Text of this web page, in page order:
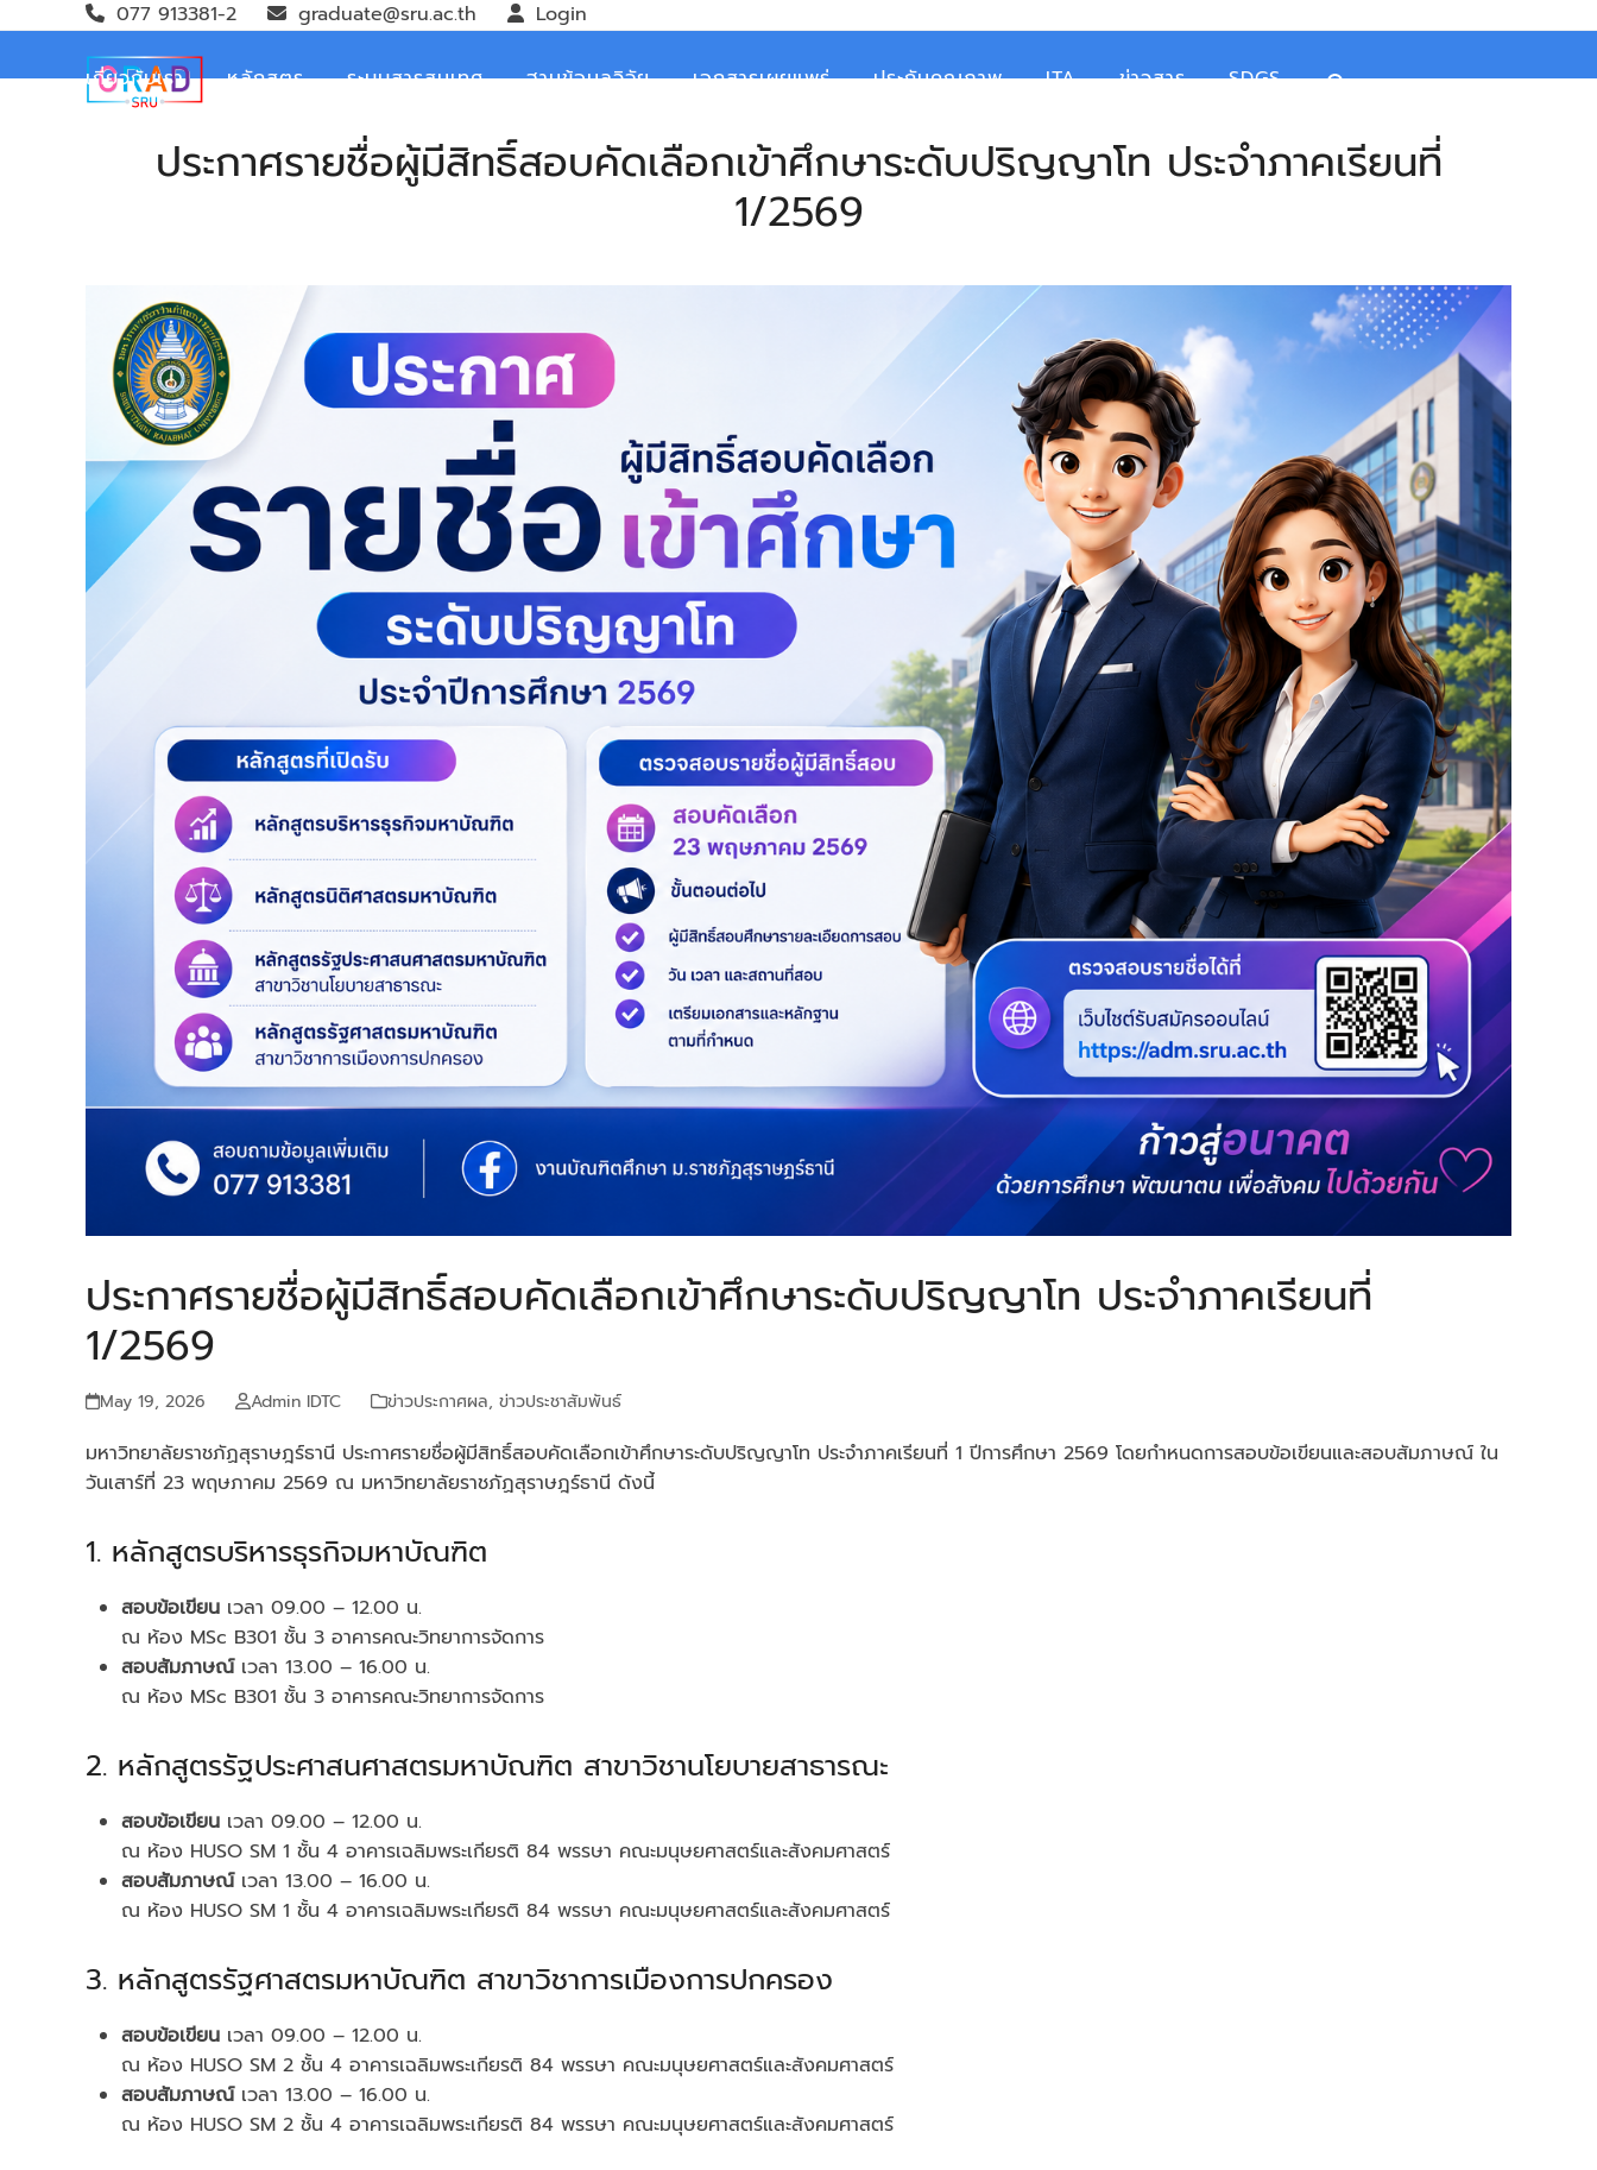
content
077 913381-2 graduate@sru.ac.th Login
เกี่ยวกับเรา หลักสูตร ระบบสารสนเทศ ฐานข้อมูลวิจัย เอกสารเผยแพร่ ประกันคุณภาพ ITA ข่าวสาร SDGS
ประกาศรายชื่อผู้มีสิทธิ์สอบคัดเลือกเข้าศึกษาระดับปริญญาโท ประจำภาคเรียนที่
1/2569
ประกาศรายชื่อผู้มีสิทธิ์สอบคัดเลือกเข้าศึกษาระดับปริญญาโท ประจำภาคเรียนที่
1/2569
May 19, 2026 Admin IDTC ข่าวประกาศผล, ข่าวประชาสัมพันธ์
มหาวิทยาลัยราชภัฏสุราษฎร์ธานี ประกาศรายชื่อผู้มีสิทธิ์สอบคัดเลือกเข้าศึกษาระดับปริญญาโท ประจำภาคเรียนที่ 1 ปีการศึกษา 2569 โดยกำหนดการสอบข้อเขียนและสอบสัมภาษณ์ ใน
วันเสาร์ที่ 23 พฤษภาคม 2569 ณ มหาวิทยาลัยราชภัฏสุราษฎร์ธานี ดังนี้
1. หลักสูตรบริหารธุรกิจมหาบัณฑิต
สอบข้อเขียน เวลา 09.00 – 12.00 น.
ณ ห้อง MSc B301 ชั้น 3 อาคารคณะวิทยาการจัดการ
สอบสัมภาษณ์เวลา 13.00 – 16.00 น.
ณ ห้อง MSc B301 ชั้น 3 อาคารคณะวิทยาการจัดการ
2. หลักสูตรรัฐประศาสนศาสตรมหาบัณฑิต สาขาวิชานโยบายสาธารณะ
สอบข้อเขียน เวลา 09.00 – 12.00 น.
ณ ห้อง HUSO SM 1 ชั้น 4 อาคารเฉลิมพระเกียรติ 84 พรรษา คณะมนุษยศาสตร์และสังคมศาสตร์
สอบสัมภาษณ์เวลา 13.00 – 16.00 น.
ณ ห้อง HUSO SM 1 ชั้น 4 อาคารเฉลิมพระเกียรติ 84 พรรษา คณะมนุษยศาสตร์และสังคมศาสตร์
3. หลักสูตรรัฐศาสตรมหาบัณฑิต สาขาวิชาการเมืองการปกครอง
สอบข้อเขียน เวลา 09.00 – 12.00 น.
ณ ห้อง HUSO SM 2 ชั้น 4 อาคารเฉลิมพระเกียรติ 84 พรรษา คณะมนุษยศาสตร์และสังคมศาสตร์
สอบสัมภาษณ์เวลา 13.00 – 16.00 น.
ณ ห้อง HUSO SM 2 ชั้น 4 อาคารเฉลิมพระเกียรติ 84 พรรษา คณะมนุษยศาสตร์และสังคมศาสตร์